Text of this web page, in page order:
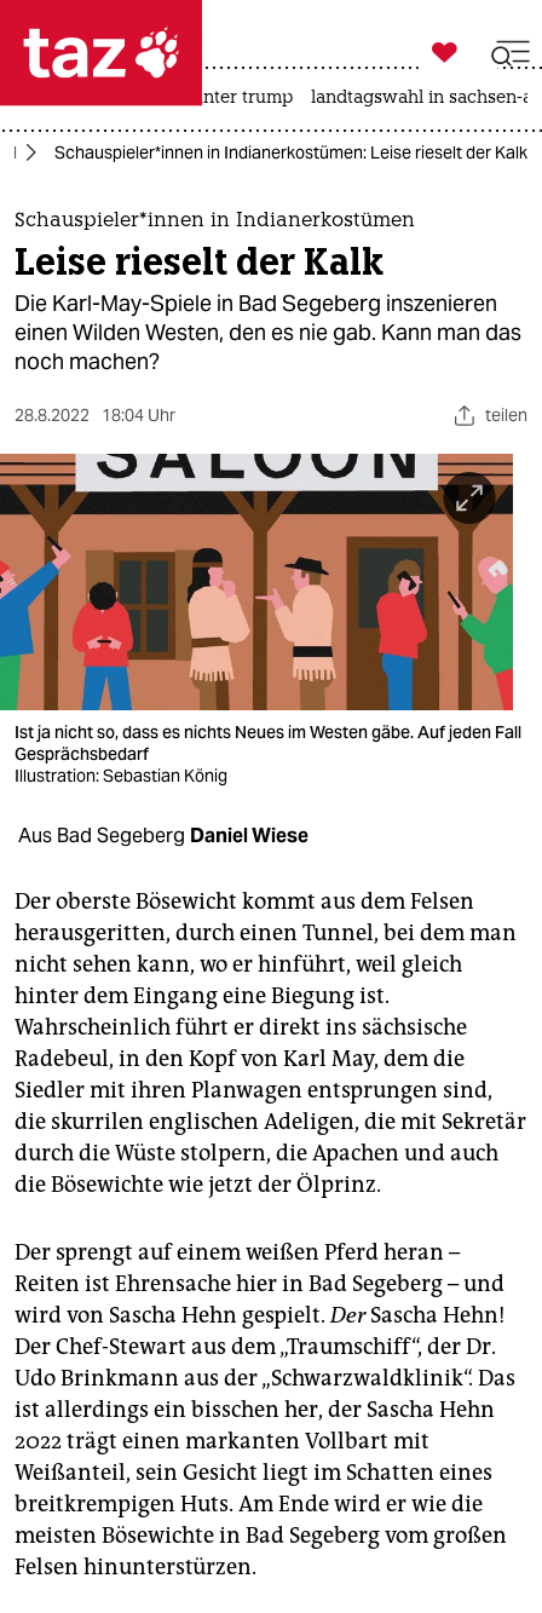
 taz zahl ich
taz zahl ich
themen
politik
öko
sport
berlin
nord
wahrheit
verlag
verlag
shop
fragen & hilfe
unterstützen
abo
genossenschaft
epaper login

taz zahl ich
usa unter trump landtagswahl in sachsen-
Schau­spie­le­r*in­nen in Indianerkostümen: Leise rieselt der Kalk
Schau­spie­le­r*in­nen in Indianerkostümen
Leise rieselt der Kalk
Die Karl-May-Spiele in Bad Segeberg inszenieren
einen Wilden Westen, den es nie gab. Kann man das
noch machen?
28.8.2022 18:04 Uhr teilen
Ist ja nicht so, dass es nichts Neues im Westen gäbe. Auf jeden Fall
Gesprächs­bedarf
Illustration: Sebastian König
Aus Bad Segeberg Daniel Wiese
Der oberste Bösewicht kommt aus dem Felsen
herausgeritten, durch einen Tunnel, bei dem man
nicht sehen kann, wo er hinführt, weil gleich
hinter dem Eingang eine Biegung ist.
Wahrscheinlich führt er direkt ins sächsische
Radebeul, in den Kopf von Karl May, dem die
Siedler mit ihren Planwagen entsprungen sind,
die skurrilen englischen Adeligen, die mit Sekretär
durch die Wüste stolpern, die Apachen und auch
die Bösewichte wie jetzt der Ölprinz.
Der sprengt auf einem weißen Pferd heran –
Reiten ist Ehrensache hier in Bad Segeberg – und
wird von Sascha Hehn gespielt.DerSascha Hehn!
Der Chef-Stewart aus dem „Traumschiff“, der Dr.
Udo Brinkmann aus der „Schwarzwaldklinik“. Das
ist allerdings ein bisschen her, der Sascha Hehn
2022 trägt einen markanten Vollbart mit
Weißanteil, sein Gesicht liegt im Schatten eines
breitkrempigen Huts. Am Ende wird er wie die
meisten Bösewichte in Bad Segeberg vom großen
Felsen hinunterstürzen.